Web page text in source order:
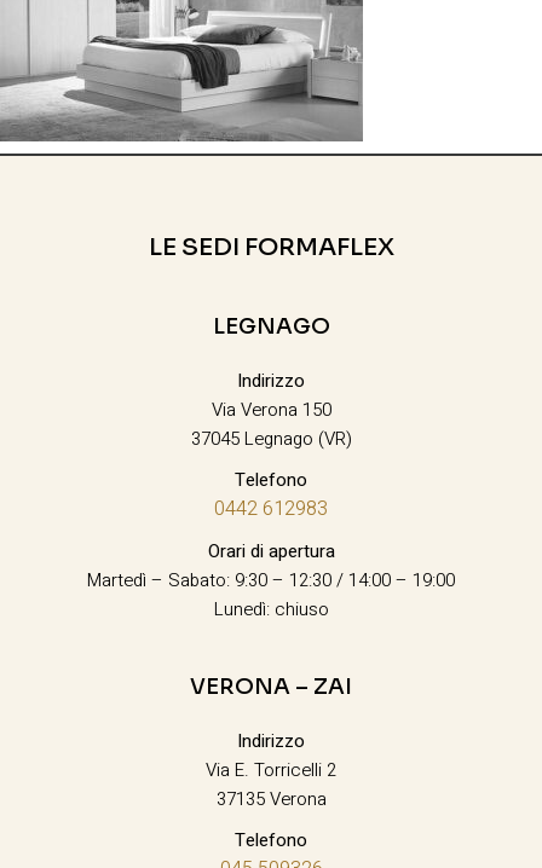
LE SEDI FORMAFLEX
LEGNAGO
Indirizzo
Via Verona 150
37045 Legnago (VR)
Telefono
0442 612983
Orari di apertura
Martedì – Sabato: 9:30 – 12:30 / 14:00 – 19:00
Lunedì: chiuso
VERONA – ZAI
Indirizzo
Via E. Torricelli 2
37135 Verona
Telefono